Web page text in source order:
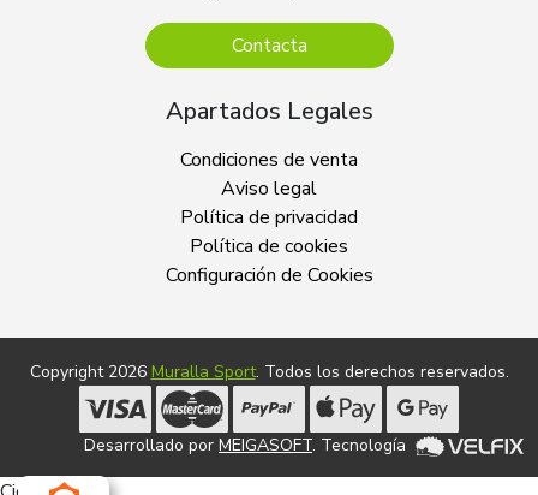
Contacta
Apartados Legales
Condiciones de venta
Aviso legal
Política de privacidad
Política de cookies
Configuración de Cookies
Copyright 2026 Muralla Sport. Todos los derechos reservados.
Desarrollado por MEIGASOFT. Tecnología